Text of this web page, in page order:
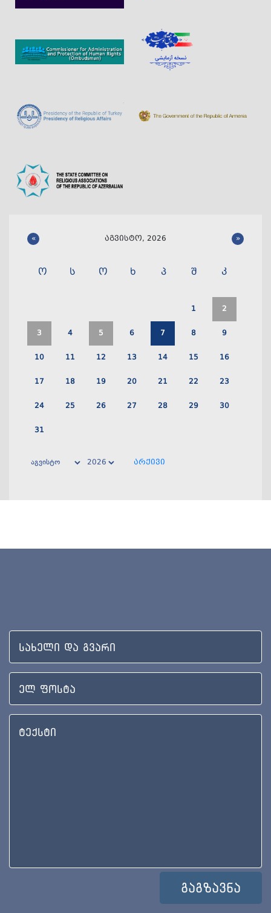
« აგვისტო, 2026 »
ო ს ო ხ პ შ კ
1 2
3 4 5 6 7 8 9
10 11 12 13 14 15 16
17 18 19 20 21 22 23
24 25 26 27 28 29 30
31
არქივი